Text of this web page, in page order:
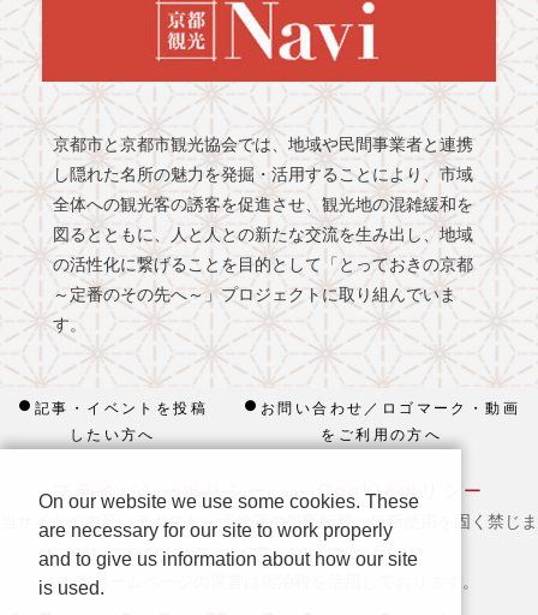
京都市と京都市観光協会では、地域や民間事業者と連携
し隠れた名所の魅力を発掘・活用することにより、市域
全体への観光客の誘客を促進させ、観光地の混雑緩和を
図るとともに、人と人との新たな交流を生み出し、地域
の活性化に繋げることを目的として「とっておきの京都
～定番のその先へ～」プロジェクトに取り組んでいま
す。
記事・イベントを投稿
したい方へ
お問い合わせ／ロゴマーク・動画
をご利用の方へ
プライバシーポリシー Cookieポリシー
当サイトの内容、テキスト、画像等の無断転載・無断使用を固く禁じま
す。
※ 本ホームページの運営は宿泊税を活用しております。
On our website we use some cookies. These
are necessary for our site to work properly
and to give us information about how our site
is used.